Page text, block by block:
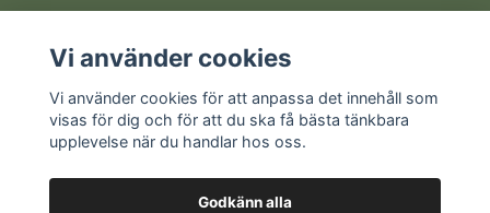
Sociala medier
Vi använder cookies
Vi använder cookies för att anpassa det innehåll som
visas för dig och för att du ska få bästa tänkbara
upplevelse när du handlar hos oss.
Godkänn alla